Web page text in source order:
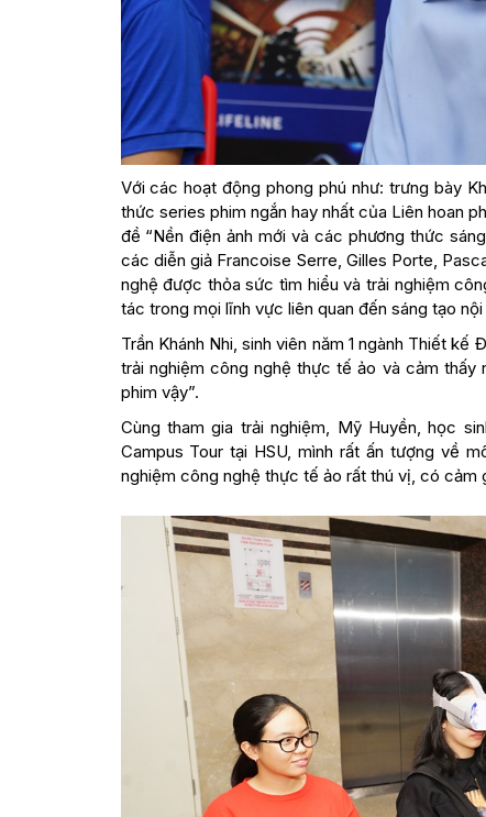
Với các hoạt động phong phú như: trưng bày
thức series phim ngắn hay nhất của Liên hoan
đề “Nền điện ảnh mới và các phương thức
các diễn giả Francoise Serre, Gilles Porte,
nghệ được thỏa sức tìm hiểu và trải nghiệm
tác trong mọi lĩnh vực liên quan đến sáng tạo
Trần Khánh Nhi, sinh viên năm 1 ngành Thiết
trải nghiệm công nghệ thực tế ảo và cảm thấy
phim vậy”.
Cùng tham gia trải nghiệm, Mỹ Huyền, học
Campus Tour tại HSU, mình rất ấn tượng về
nghiệm công nghệ thực tế ảo rất thú vị, có cảm